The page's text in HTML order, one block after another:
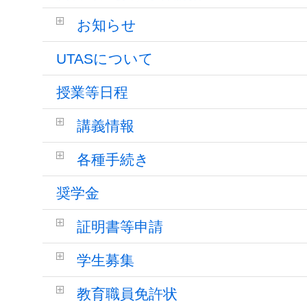
お知らせ
UTASについて
授業等日程
講義情報
各種手続き
奨学金
証明書等申請
学生募集
教育職員免許状